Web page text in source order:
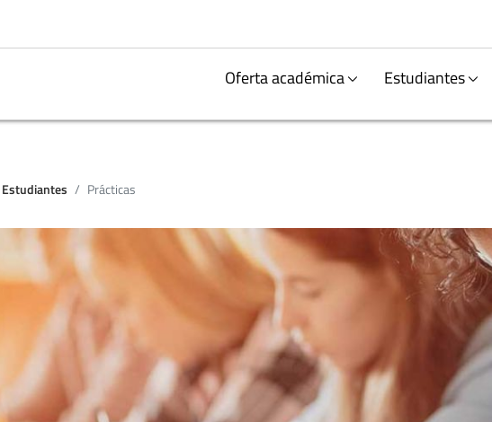
Oferta académica Estudiantes
Estudiantes Prácticas